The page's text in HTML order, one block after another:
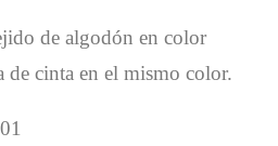
de algodón en color
de cinta en el mismo color.